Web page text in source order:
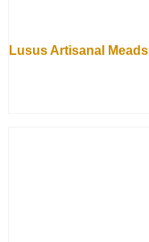
Lusus Artisanal Meads